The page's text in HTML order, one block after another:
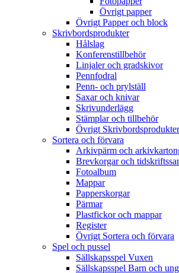
Övrigt papper
Övrigt Papper och block
Skrivbordsprodukter
Hålslag
Konferenstillbehör
Linjaler och gradskivor
Pennfodral
Penn- och prylställ
Saxar och knivar
Skrivunderlägg
Stämplar och tillbehör
Övrigt Skrivbordsprodukter
Sortera och förvara
Arkivpärm och
Brevkorgar och
Fotoalbum
Mappar
Papperskorgar
Pärmar
Plastfickor och mappar
Register
Övrigt Sortera och förvara
Spel och pussel
Sällskapsspel Vuxen
Sällskapsspel Barn och